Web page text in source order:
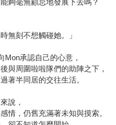
無刻不想觸碰她。」
Mon承認自己的心意，
與周圍啦啦隊們的助陣之下，
著半同居的交往生活。
說，
情，仍舊充滿著未知與摸索。